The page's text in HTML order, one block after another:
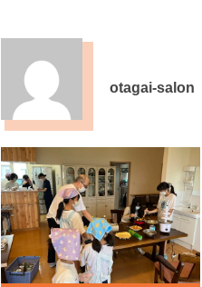
otagai-salon